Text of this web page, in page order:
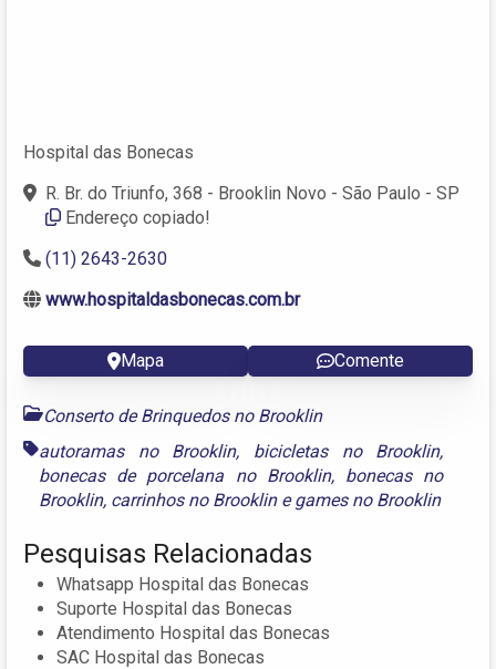
Hospital das Bonecas
R. Br. do Triunfo, 368 - Brooklin Novo - São Paulo - SP
Endereço copiado!
(11) 2643-2630
www.hospitaldasbonecas.com.br
Mapa Comente
Conserto de Brinquedos no Brooklin
autoramas no Brooklin, bicicletas no Brooklin,
bonecas de porcelana no Brooklin, bonecas no
Brooklin, carrinhos no Brooklinegames no Brooklin
Pesquisas Relacionadas
Whatsapp Hospital das Bonecas
Suporte Hospital das Bonecas
Atendimento Hospital das Bonecas
SAC Hospital das Bonecas